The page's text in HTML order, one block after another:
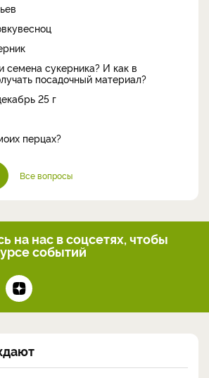
семена сукерника? И как в
посадочный материал?
25 г
перцах?
Все вопросы
на нас в соцсетях, чтобы
событий